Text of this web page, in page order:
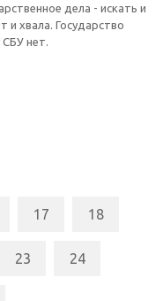
дела - искать и
и хвала. Государство
СБУ нет.
17 18
23 24